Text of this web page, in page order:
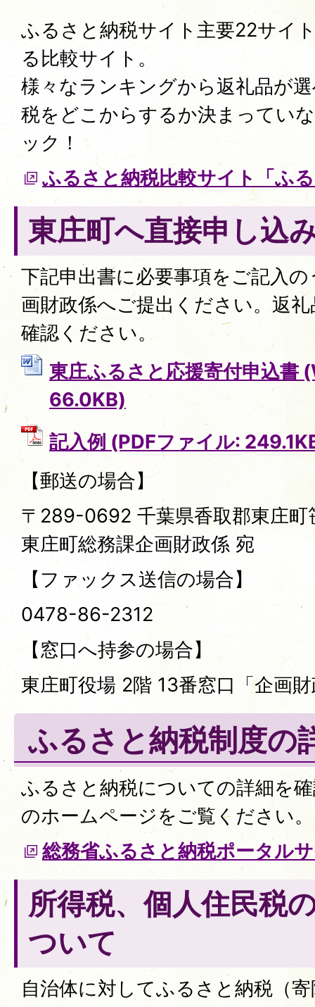
ふるさと納税サイト主要22サイ
る比較サイト。
様々なランキングから返礼品が
税をどこからするか決まってい
ック！
ふるさと納税比較サイト「ふ
東庄町へ直接申し込
下記申出書に必要事項をご記入
画財政係へご提出ください。返
確認ください。
東庄ふるさと応援寄付申込書
66.0KB)
記入例 (PDFファイル:
【郵送の場合】
〒289-0692 千葉県香取郡東庄町
東庄町総務課企画財政係 宛
【ファックス送信の場合】
0478-86-2312
【窓口へ持参の場合】
東庄町役場 2階 13番窓口「企画
ふるさと納税制度の
ふるさと納税についての詳細を
のホームページをご覧ください。
総務省ふるさと納税ポータル
所得税、個人住民税
ついて
自治体に対してふるさと納税（